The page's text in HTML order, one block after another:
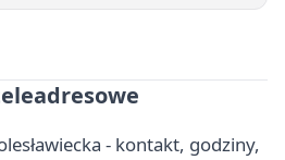
- kontakt, godziny,